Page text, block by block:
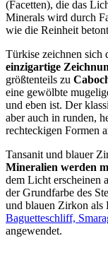
(Facetten), die das
Minerals wird durch
wie die Reinheit
Türkise zeichnen sich
einzigartige
größtenteils zu
eine gewölbte
und eben ist. Der
aber auch in runden,
rechteckigen Formen
Tansanit und blauer
Mineralien werden
dem Licht erscheinen
der Grundfarbe des
und blauen Zirkon als
Baguetteschliff,
angewendet.